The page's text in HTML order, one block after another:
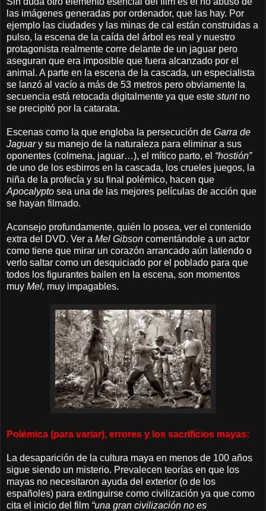
las imágenes generadas por ordenador, que las hay. Por
ejemplo las ciudades y las minas de cal están construidas a
pulso, la escena de la caída del árbol es real y nuestro
protagonista realmente corre delante de un jaguar pero
aseguran que era imposible que fuera alcanzado por el
animal. A parte en la escena de la cascada, un especialista
se lanzó al vacío a más de 53 metros pero obviamente la
secuencia está retocada digitalmente ya que este stuntno
se precipitó por la catarata.
Escenas como la que engloba la persecución de Garra de
Jaguary su manejo de la naturaleza para eliminar a sus
oponentes (colmena, jaguar…), el mítico parto, el “hostión”
de uno de los esbirros en la cascada, los crueles juegos, la
niña de la profecía y su final polémico, hacen que
Apocalypto sea una de las mejores películas de acción que
se hayan filmado.
Aconsejo profundamente, quién lo posea, ver el contenido
extra del DVD. Ver a Mel Gibson comentándole a un actor
como tiene que mirar un corazón arrancado aún latiendo o
verlo saltar como un desquiciado por el poblado para que
todos los figurantes bailen en la escena, son momentos
muy Mel, muy impagables.
Polémica (para variar), errores y los sacrificios mayas:
La desaparición de la cultura maya en menos de 100 años
sigue siendo un misterio. Prevalecen teorías en que los
mayas no necesitaron ayuda del exterior (o de los
españoles) para extinguirse como civilización ya que como
cita el inicio del film “una gran civilización no es